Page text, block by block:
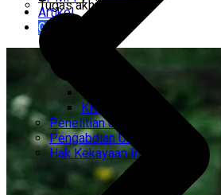
CEMTI
KK Regresi
Penelitian Unggulan
Pengabdian Unggulan
Hak Kekayaan Intelektual
Tugas akhir
Artikel
Gabung Kami